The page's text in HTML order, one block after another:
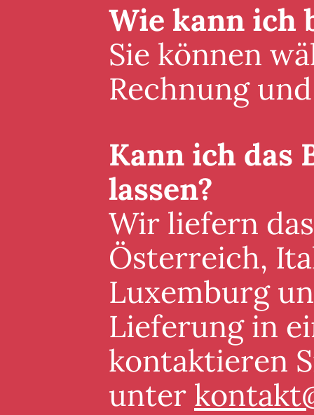
Wie kann ich
Sie können
Rechnung
Kann ich das
lassen?
Wir liefern
Österreich,
Luxemburg
Lieferung in
kontaktieren
unter